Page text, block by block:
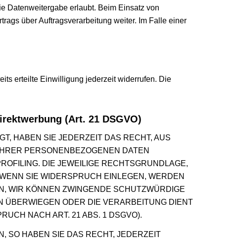
Datenweitergabe erlaubt. Beim Einsatz von
über Auftragsverarbeitung weiter. Im Falle einer
erteilte Einwilligung jederzeit widerrufen. Die
(Art. 21 DSGVO)
HABEN SIE JEDERZEIT DAS RECHT, AUS
PERSONENBEZOGENEN DATEN
DIE JEWEILIGE RECHTSGRUNDLAGE,
SIE WIDERSPRUCH EINLEGEN, WERDEN
WIR KÖNNEN ZWINGENDE SCHUTZWÜRDIGE
ODER DIE VERARBEITUNG DIENT
NACH ART. 21 ABS. 1 DSGVO).
SO HABEN SIE DAS RECHT, JEDERZEIT